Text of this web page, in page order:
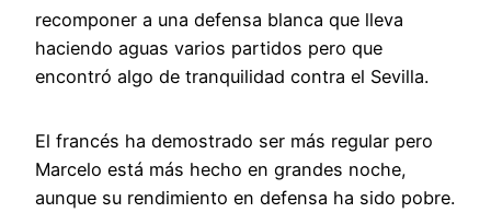
recomponer a una defensa blanca que lleva
haciendo aguas varios partidos pero que
encontró algo de tranquilidad contra el Sevilla.
El francés ha demostrado ser más regular pero
Marcelo está más hecho en grandes noche,
aunque su rendimiento en defensa ha sido pobre.